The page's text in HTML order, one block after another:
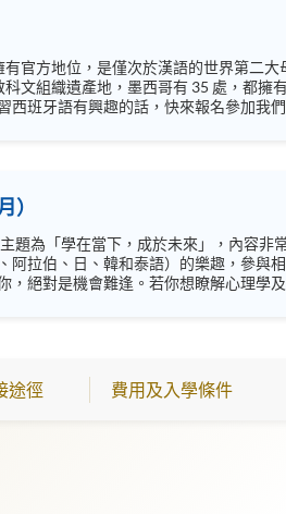
官方地位，是僅次於漢語的世界第二
文組織遺產地，墨西哥有 35 處，都
西班牙語有興趣的話，快來報名參加我
）
阿拉伯、日、韓和泰語）的樂趣，參與
機會難逢。若你想瞭解心理學及相關的日常應
途徑 費用及入學條件